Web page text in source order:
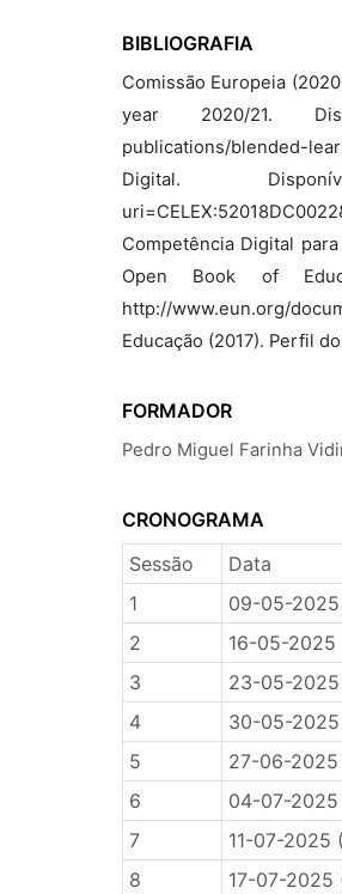
BIBLIOGRAFIA
Comissão Europeia
year 2020/21.
publications/blended-
Digital. Disponível
Competência Digital
Open Book of
http://www.eun.org/
Educação (2017). Perfil
FORMADOR
Pedro Miguel Farinha
CRONOGRAMA
Sessão
Data
1
09-05-
2
16-05-2025
3
23-05-
4
30-05-
5
27-06-
6
04-07-
7
11-07-2025
8
17-07-2025